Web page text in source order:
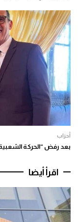
أحزاب
بعد رفض “الحركة
اقرأ أيضا